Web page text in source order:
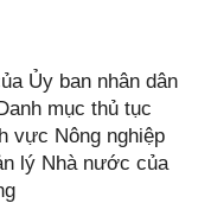
Ủy ban nhân dân
mục thủ tục
vực Nông nghiệp
lý Nhà nước của